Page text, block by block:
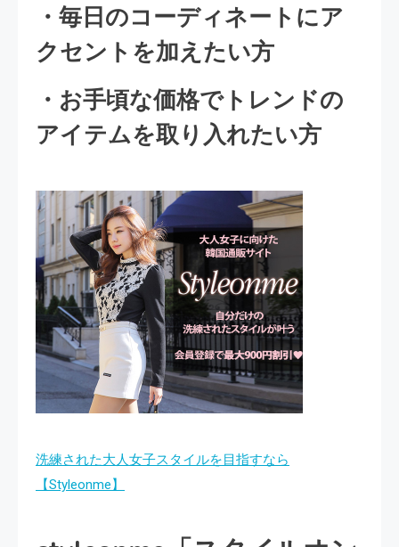
・毎日のコーディネートにア
クセントを加えたい方
・お手頃な価格でトレンドの
アイテムを取り入れたい方
洗練された大人女子スタイルを目指すなら
【Styleonme】